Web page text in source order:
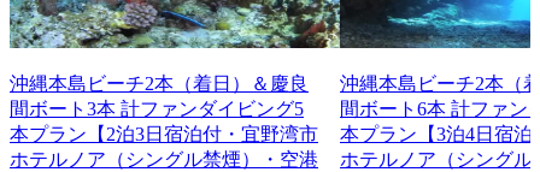
沖縄本島ビーチ2本（着日）＆慶良
間ボート3本 計ファンダイビング5
本プラン【2泊3日宿泊付・宜野湾市
ホテルノア（シングル禁煙）・空港
沖縄本島ビーチ2本（
間ボート6本 計ファン
本プラン【3泊4日宿泊
ホテルノア（シングル